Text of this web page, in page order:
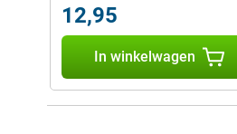
12,95
In winkelwagen